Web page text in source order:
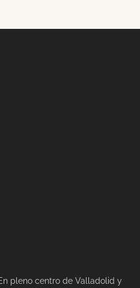
pleno centro de Valladolid y